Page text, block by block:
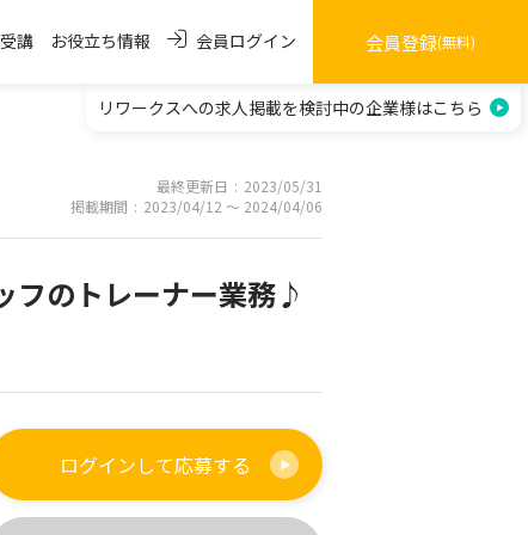
講 お役立ち情報 会員ログイン 会員登録(無料)
リワークスへの求人掲載を検討中の企業様はこちら
最終更新日
2023/05/31
掲載期間
2023/04/12 〜 2024/04/06
フのトレーナー業務♪
ログインして応募する